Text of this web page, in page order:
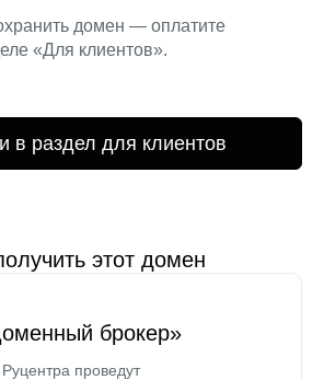
домен — оплатите
«Для клиентов».
в раздел для клиентов
этот домен
брокер»
проведут